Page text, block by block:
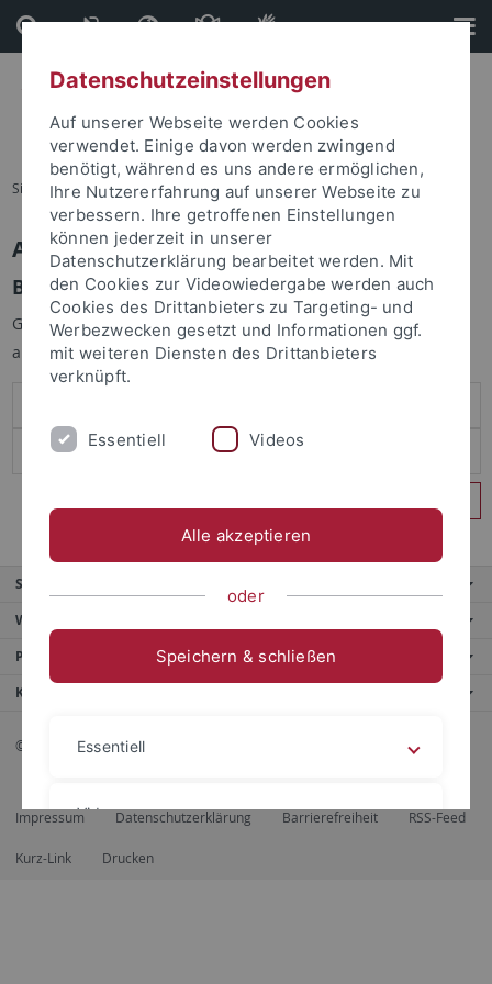
Direkt
zum
Inhalt
Direkt
zur
Fußleiste
Sie sind hier: Startseite
Anmelden
Benutzeranmeldung
Geben Sie Ihren Benutzernamen und Ihr Passwort an um sich
anzumelden:
Service
Weitere Angebote
Portale
Kontaktinfo
© 2026 Eberhard Karls Universität Tübingen, Tübingen
Impressum Datenschutzerklärung Barrierefreiheit RSS-Feed
Kurz-Link Drucken
Datenschutzeinstellungen
Auf unserer Webseite werden Cookies
verwendet. Einige davon werden zwingend
benötigt, während es uns andere ermöglichen,
Ihre Nutzererfahrung auf unserer Webseite zu
verbessern. Ihre getroffenen Einstellungen
können jederzeit in unserer
Datenschutzerklärung bearbeitet werden. Mit
den Cookies zur Videowiedergabe werden auch
Cookies des Drittanbieters zu Targeting- und
Werbezwecken gesetzt und Informationen ggf.
mit weiteren Diensten des Drittanbieters
verknüpft.
Essentiell Videos
Alle akzeptieren
oder
Speichern & schließen
Essentiell
Videos